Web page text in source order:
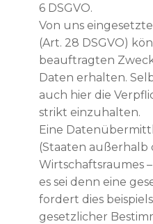
6 DSGVO.
Von uns
(Art. 28 DSGVO)
beauftragten
Daten erhalten.
auch hier die
strikt einzuhalten.
Eine
(Staaten außerhalb
Wirtschaftsraumes
es sei denn eine
fordert dies
gesetzlicher